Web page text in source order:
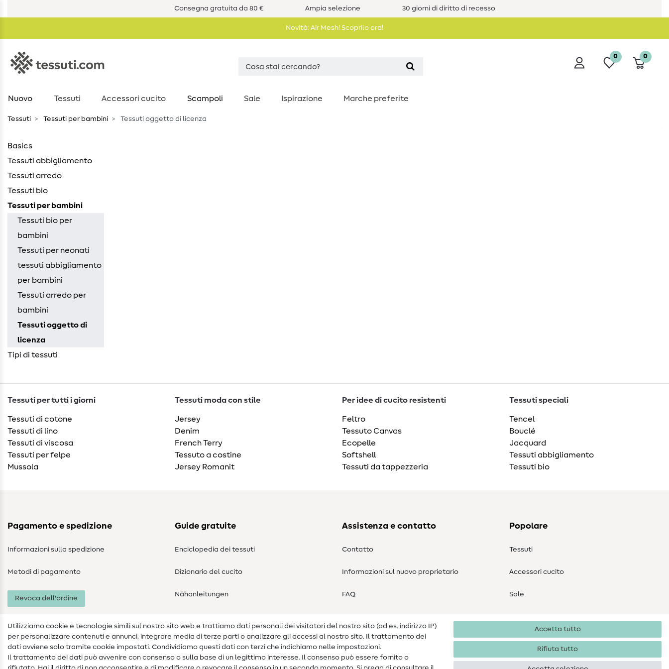
Consegna gratuita da 80 € Ampia selezione 30 giorni di diritto di recesso
Novità: Air Mesh! Scoprilo ora!
0 0
Nuovo Tessuti Accessori cucito Scampoli Sale Ispirazione Marche preferite
Tessuti Tessuti per bambini Tessuti oggetto di licenza
Basics
Tessuti abbigliamento
Tessuti arredo
Tessuti bio
Tessuti per bambini
Tessuti bio per
bambini
Tessuti per neonati
tessuti abbigliamento
per bambini
Tessuti arredo per
bambini
Tessuti oggetto di
licenza
Tipi di tessuti
Tessuti per tutti i giorni
Tessuti di cotone
Tessuti di lino
Tessuti di viscosa
Tessuti per felpe
Mussola
Tessuti moda con stile
Jersey
Denim
French Terry
Tessuto a costine
Jersey Romanit
Per idee di cucito resistenti
Feltro
Tessuto Canvas
Ecopelle
Softshell
Tessuti da tappezzeria
Tessuti speciali
Tencel
Bouclé
Jacquard
Tessuti abbigliamento
Tessuti bio
Pagamento e spedizione
Informazioni sulla spedizione
Metodi di pagamento
Revoca dell'ordine
Guide gratuite
Enciclopedia dei tessuti
Dizionario del cucito
Nähanleitungen
Assistenza e contatto
Contatto
Informazioni sul nuovo proprietario
FAQ
Popolare
Tessuti
Accessori cucito
Sale
Utilizziamo cookie e tecnologie simili sul nostro sito web e trattiamo dati personali dei visitatori del nostro sito (ad es. indirizzo IP)
per personalizzare contenuti e annunci, integrare media di terze parti o analizzare gli accessi al nostro sito. Il trattamento dei
dati avviene solo tramite cookie impostati. Condividiamo questi dati con terzi che indichiamo nelle impostazioni.
Il trattamento dei dati può avvenire con consenso o sulla base di un legittimo interesse. Il consenso può essere fornito o
Accetta tutto
Rifiuta tutto